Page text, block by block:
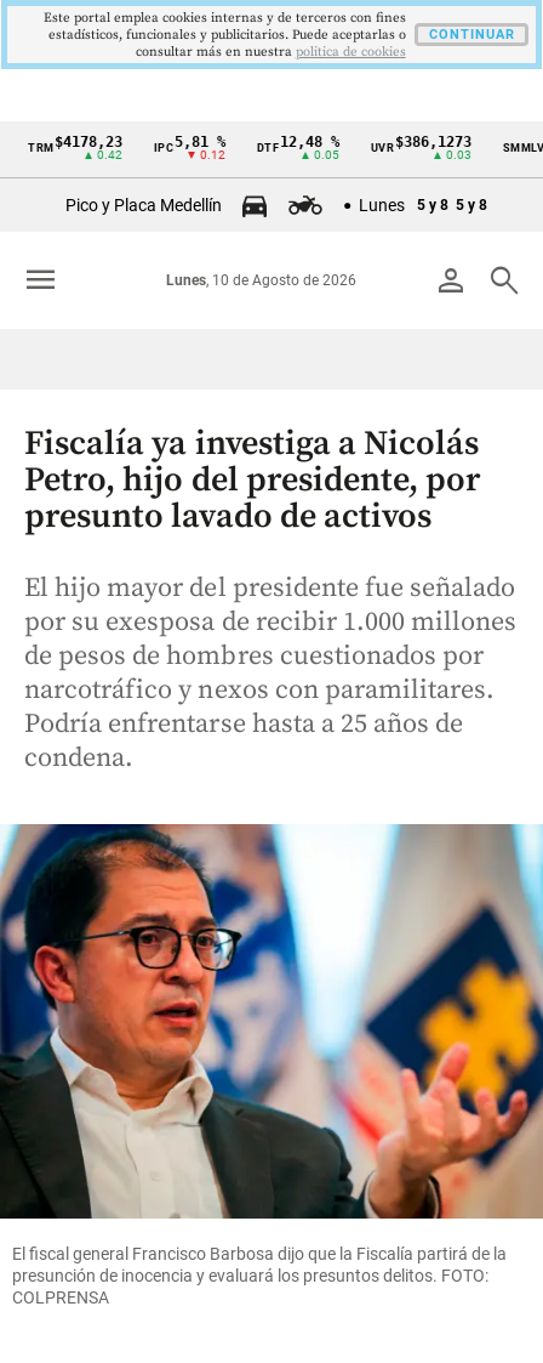
Cintillo
Colombia
$4178,23
▲ 0.42
5,81 %
▼ 0.12
12,48 %
▲ 0.05
$386,1273
▲ 0.03
SMMLV
Pico y Placa Medellín Lunes 5 y 8 5 y 8
person search
Lunes, 10 de Agosto de 2026
menu
Fiscalía ya investiga a Nicolás
Petro, hijo del presidente, por
presunto lavado de activos
El hijo mayor del presidente fue señalado
por su exesposa de recibir 1.000 millones
de pesos de hombres cuestionados por
narcotráfico y nexos con paramilitares.
Podría enfrentarse hasta a 25 años de
condena.
El fiscal general Francisco Barbosa dijo que la Fiscalía partirá de la
presunción de inocencia y evaluará los presuntos delitos. FOTO:
COLPRENSA
Este portal emplea cookies internas y de terceros con fines
estadísticos, funcionales y publicitarios. Puede aceptarlas o
consultar más en nuestra politica de cookies
CONTINUAR